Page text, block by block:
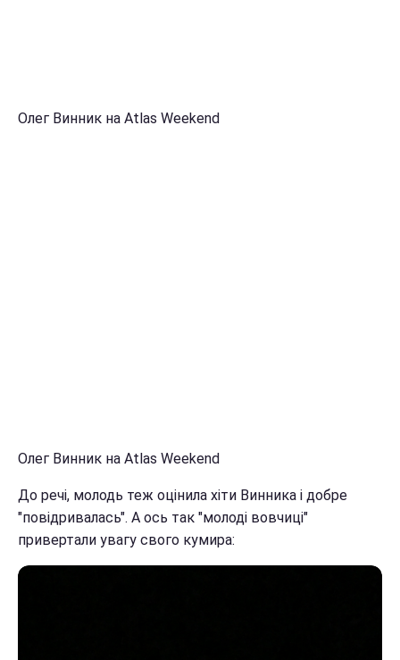
Олег Винник на Atlas Weekend
Олег Винник на Atlas Weekend
До речі, молодь теж оцінила хіти Винника і добре
"повідривалась". А ось так "молоді вовчиці"
привертали увагу свого кумира: